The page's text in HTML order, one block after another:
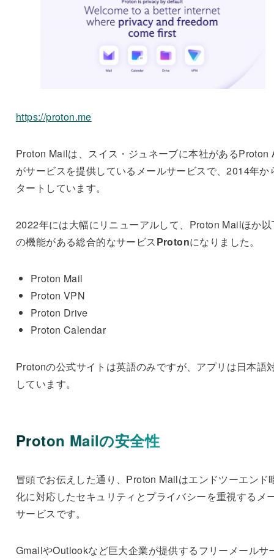
https://proton.me
Proton Mailは、スイス・ジュネーブに本社があるProton
がサービスを提供しているメールサービスで、2014年か
タートしています。
2022年には大幅にリニューアルして、Proton Mailほか以
の機能がある総合的なサービスProtonになりました。
Proton Mail
Proton VPN
Proton Drive
Proton Calendar
Protonの公式サイトは英語のみですが、アプリは日本語
しています。
Proton Mailの安全性
冒頭でお伝えした通り、Proton Mailはエンドツーエンド
化に対応したセキュリティとプライバシーを重視するメ
サービスです。
GmailやOutlookなど巨大企業が提供するフリーメールサ